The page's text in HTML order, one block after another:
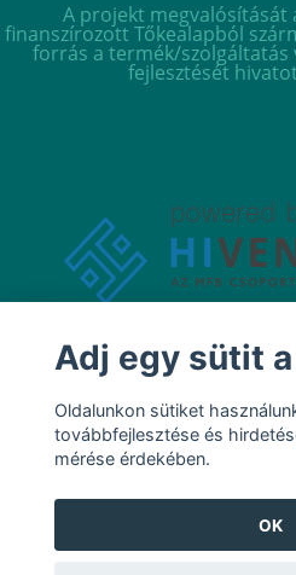
A projekt megvalósítását
finanszírozott Tőkealapból
forrás a termék/
fejlesztését
Adj egy sütit
Oldalunkon sütiket
továbbfejlesztése és
mérése érdekében.
OK